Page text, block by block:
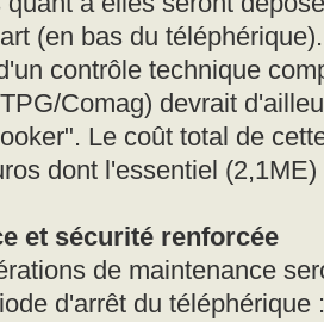
(en bas du
contrôle technique
Comag) devrait
Le coût total de
dont l'essentiel
et sécurité renforcée
de maintenance
d'arrêt du téléphérique